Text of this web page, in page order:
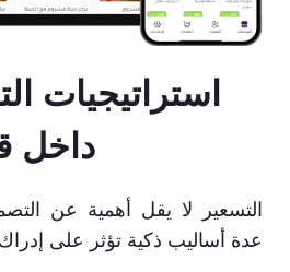
استراتيجيات
داخل
التسعير لا يقل أهمية عن
عدة أساليب ذكية تؤثر على